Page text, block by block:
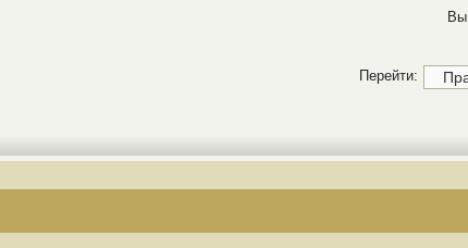
Вы
Перейти: